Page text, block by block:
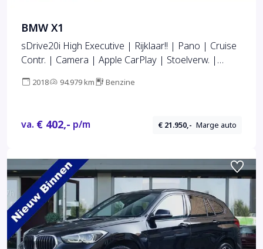
BMW X1
sDrive20i High Executive | Rijklaar!! | Pano | Cruise
Contr. | Camera | Apple CarPlay | Stoelverw. |
2018 94.979 km Benzine
va. € 402,- p/m € 21.950,- Marge auto